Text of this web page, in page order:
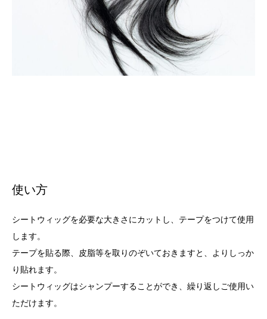
使い方
シートウィッグを必要な大きさにカットし、テープをつけて使用
します。
テープを貼る際、皮脂等を取りのぞいておきますと、よりしっか
り貼れます。
シートウィッグはシャンプーすることができ、繰り返しご使用い
ただけます。